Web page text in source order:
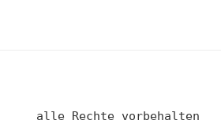
alle Rechte vorbehalten